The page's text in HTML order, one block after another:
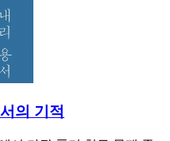
의 기적